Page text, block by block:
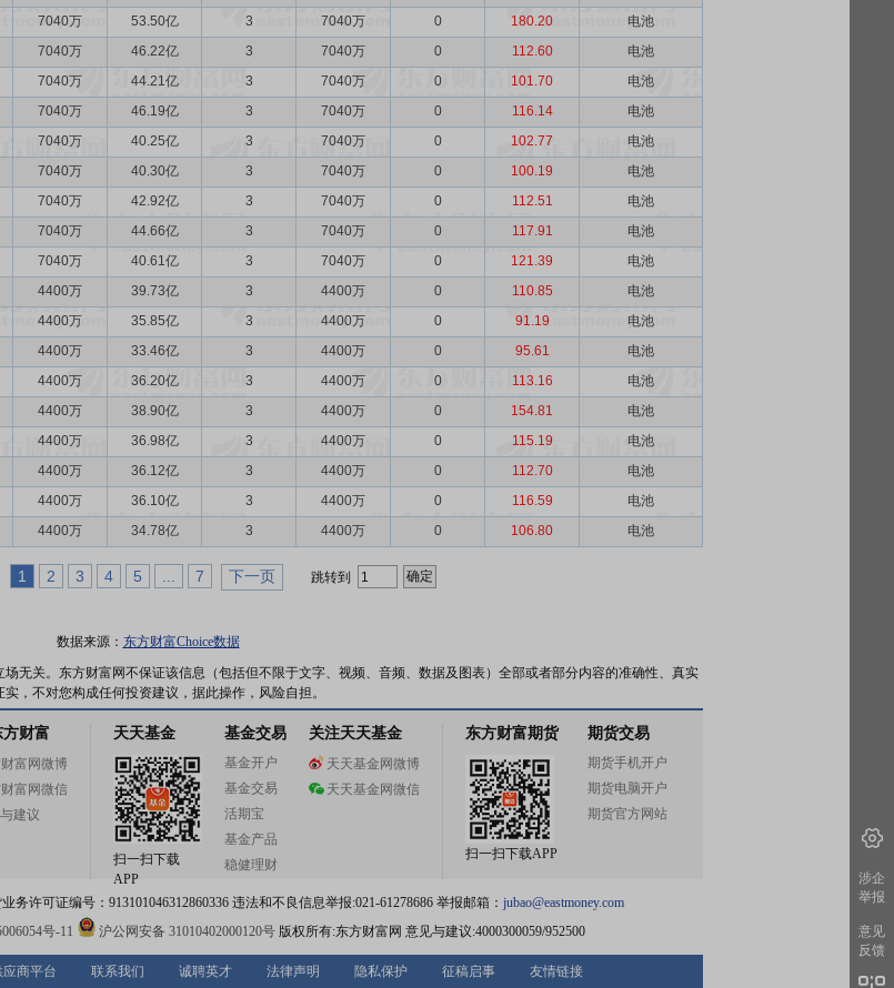
7040万 53.50亿 3 7040万 0 180.20
电池
7040万 46.22亿 3 7040万 0 112.60
电池
7040万 44.21亿 3 7040万 0 101.70
电池
7040万 46.19亿 3 7040万 0 116.14
电池
7040万 40.25亿 3 7040万 0 102.77
电池
7040万 40.30亿 3 7040万 0 100.19
电池
7040万 42.92亿 3 7040万 0 112.51
电池
7040万 44.66亿 3 7040万 0 117.91
电池
7040万 40.61亿 3 7040万 0 121.39
电池
4400万 39.73亿 3 4400万 0 110.85
电池
4400万 35.85亿 3 4400万 0 91.19
电池
4400万 33.46亿 3 4400万 0 95.61
电池
4400万 36.20亿 3 4400万 0 113.16
电池
4400万 38.90亿 3 4400万 0 154.81
电池
4400万 36.98亿 3 4400万 0 115.19
电池
4400万 36.12亿 3 4400万 0 112.70
电池
4400万 36.10亿 3 4400万 0 116.59
电池
4400万 34.78亿 3 4400万 0 106.80 电池
1 2 3 4 5 7 下一页 跳转到
数据来源： 东方财富Choice数据
无关。东方财富网不保证该信息（包括但不限于文字、视频、音频、数据及图表）全部或者部分内容的准确性、真实
，不对您构成任何投资建议，据此操作，风险自担。
财富
富网微博
富网微信
建议
天天基金
扫一扫下载
APP
基金交易
基金开户
基金交易
活期宝
基金产品
稳健理财
关注天天基金
天天基金网微博
天天基金网微信
东方财富期货
扫一扫下载APP
期货交易
期货手机开户
期货电脑开户
期货官方网站
许可证编号：913101046312860336 违法和不良信息举报:021-61278686 举报邮箱： jubao@eastmoney.com
号-11 沪公网安备 31010402000120号版权所有:东方财富网 意见与建议:4000300059/952500
应商平台 联系我们 诚聘英才 法律声明 隐私保护 征稿启事 友情链接
涉企
举报
意见
反馈